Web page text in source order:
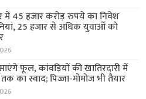
में 45 हजार करोड़ रुपये का निवेश
25 हजार से अधिक युवाओं को
फूल, कांवड़ियों की खातिरदारी में
का स्वाद; पिज्जा-मोमोज भी तैयार